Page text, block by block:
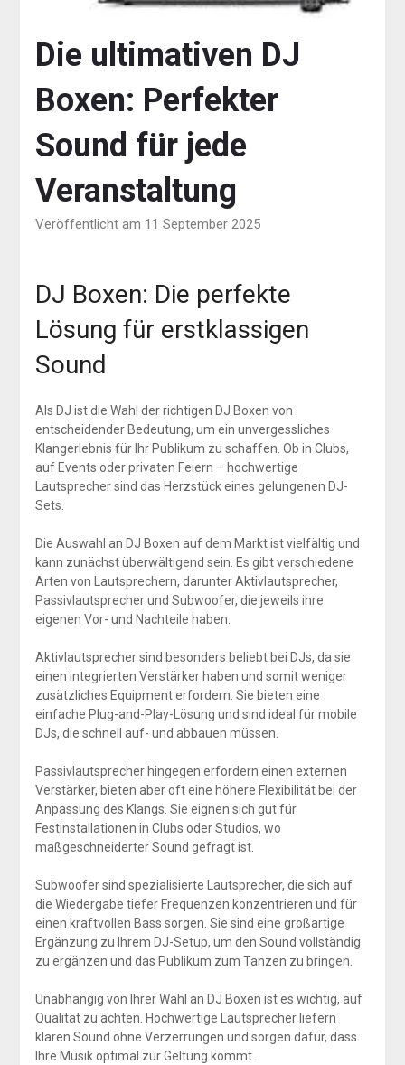
Die ultimativen DJ
Boxen: Perfekter
Sound für jede
Veranstaltung
Veröffentlicht am 11 September 2025
DJ Boxen: Die perfekte
Lösung für erstklassigen
Sound
Als DJ ist die Wahl der richtigen DJ Boxen von
entscheidender Bedeutung, um ein unvergessliches
Klangerlebnis für Ihr Publikum zu schaffen. Ob in Clubs,
auf Events oder privaten Feiern – hochwertige
Lautsprecher sind das Herzstück eines gelungenen DJ-
Sets.
Die Auswahl an DJ Boxen auf dem Markt ist vielfältig und
kann zunächst überwältigend sein. Es gibt verschiedene
Arten von Lautsprechern, darunter Aktivlautsprecher,
Passivlautsprecher und Subwoofer, die jeweils ihre
eigenen Vor- und Nachteile haben.
Aktivlautsprecher sind besonders beliebt bei DJs, da sie
einen integrierten Verstärker haben und somit weniger
zusätzliches Equipment erfordern. Sie bieten eine
einfache Plug-and-Play-Lösung und sind ideal für mobile
DJs, die schnell auf- und abbauen müssen.
Passivlautsprecher hingegen erfordern einen externen
Verstärker, bieten aber oft eine höhere Flexibilität bei der
Anpassung des Klangs. Sie eignen sich gut für
Festinstallationen in Clubs oder Studios, wo
maßgeschneiderter Sound gefragt ist.
Subwoofer sind spezialisierte Lautsprecher, die sich auf
die Wiedergabe tiefer Frequenzen konzentrieren und für
einen kraftvollen Bass sorgen. Sie sind eine großartige
Ergänzung zu Ihrem DJ-Setup, um den Sound vollständig
zu ergänzen und das Publikum zum Tanzen zu bringen.
Unabhängig von Ihrer Wahl an DJ Boxen ist es wichtig, auf
Qualität zu achten. Hochwertige Lautsprecher liefern
klaren Sound ohne Verzerrungen und sorgen dafür, dass
Ihre Musik optimal zur Geltung kommt.